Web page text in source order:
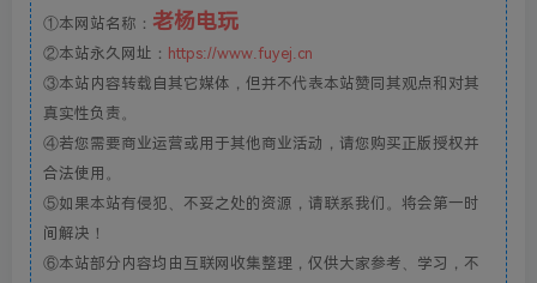
①本网站名称： 老杨电玩
②本站永久网址： https://www.fuyej.cn
③本站内容转载自其它媒体，但并不代表本站赞同其观点和对其
真实性负责。
④若您需要商业运营或用于其他商业活动，请您购买正版授权并
合法使用。
⑤如果本站有侵犯、不妥之处的资源，请联系我们。将会第一时
间解决！
⑥本站部分内容均由互联网收集整理，仅供大家参考、学习，不